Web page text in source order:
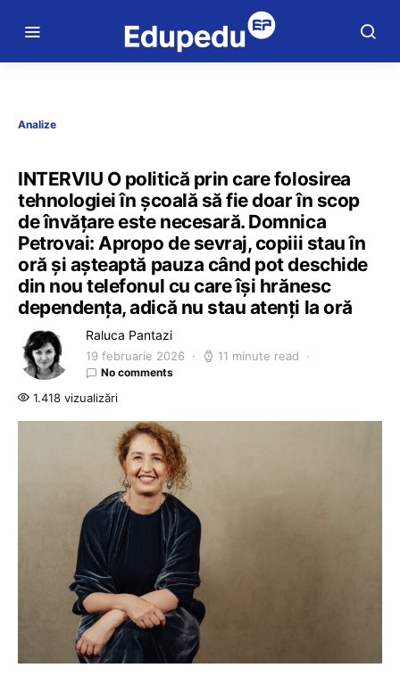
Analize
INTERVIU O politică prin care folosirea
tehnologiei în școală să fie doar în scop
de învățare este necesară. Domnica
Petrovai: Apropo de sevraj, copiii stau în
oră și așteaptă pauza când pot deschide
din nou telefonul cu care își hrănesc
dependența, adică nu stau atenți la oră
Raluca Pantazi
19 februarie 2026 11 minute read
No comments
1.418 vizualizări